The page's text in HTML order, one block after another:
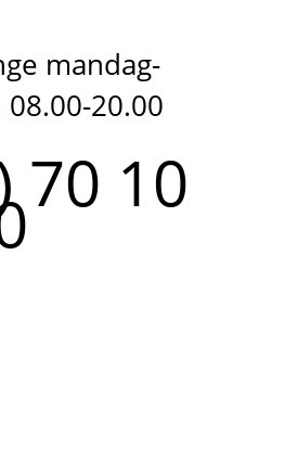
mandag-
20.00
70 10